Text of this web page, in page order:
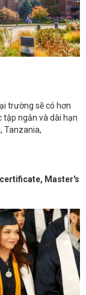
trường sẽ có hơn
tập ngắn và dài hạn
Tanzania,
Master's